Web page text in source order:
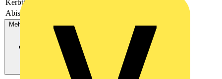
Kerbtiefe einstellbar
Abisolierbereich Durchmesser
Mehr anzeigen